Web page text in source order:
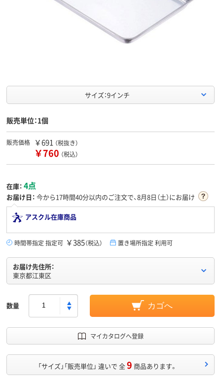
サイズ：9インチ
販売単位：1個
販売価格 ￥691 （税抜き）
￥760 （税込）
在庫： 4点
お届け日： 今から17時間40分以内のご注文で、8月8日（土）にお届け
アスクル在庫商品
時間帯指定 指定可 ￥385（税込） 置き場所指定 利用可
お届け先住所：
東京都江東区
数量 カゴへ
マイカタログへ登録
「サイズ」「販売単位」 違いで 全9 商品あります。